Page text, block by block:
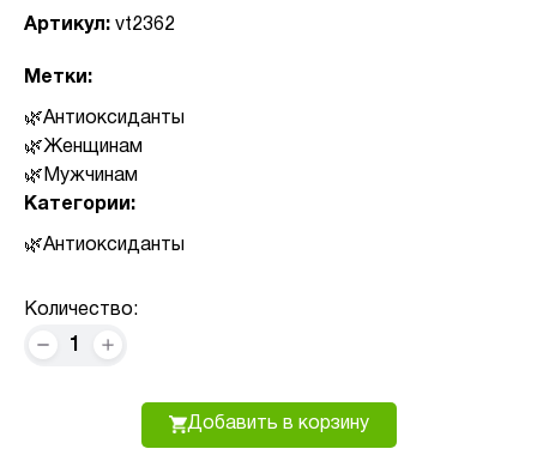
Артикул: vt2362
Метки:
Антиоксиданты
Женщинам
Мужчинам
Категории:
Антиоксиданты
Количество:
1
Добавить в корзину